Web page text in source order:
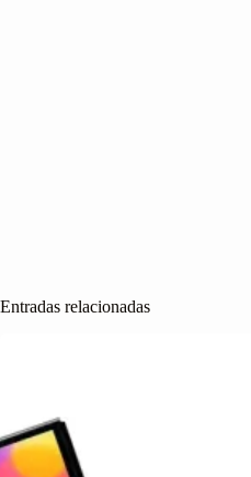
Entradas relacionadas